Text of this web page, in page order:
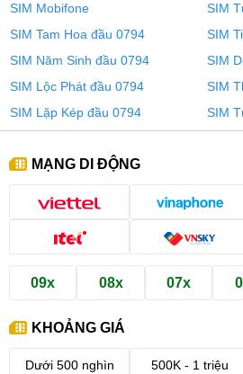
SIM Mobifone
SIM
SIM Tam Hoa đầu 0794
SIM
SIM Năm Sinh đầu 0794
SIM
SIM Lộc Phát đầu 0794
SIM
SIM Lặp Kép đầu 0794
SIM
MẠNG DI ĐỘNG
09x 08x 07x
KHOẢNG GIÁ
Dưới 500 nghìn 500K - 1 triệu